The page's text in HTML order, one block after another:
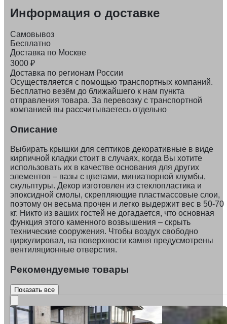
Информация о доставке
Самовывоз
Бесплатно
Доставка по Москве
3000 ₽
Доставка по регионам России
Осуществляется с помощью транспортных компаний.
Бесплатно везём до ближайшего к нам пункта
отправления товара. За перевозку с транспортной
компанией вы рассчитываетесь отдельно
Описание
Выбирать крышки для септиков декоративные в виде
кирпичной кладки стоит в случаях, когда Вы хотите
использовать их в качестве основания для других
элементов – вазы с цветами, миниатюрной клумбы,
скульптуры. Декор изготовлен из стеклопластика и
эпоксидной смолы, скрепляющие пластмассовые слои,
поэтому он весьма прочен и легко выдержит вес в 50-70
кг. Никто из ваших гостей не догадается, что основная
функция этого каменного возвышения – скрыть
технические сооружения. Чтобы воздух свободно
циркулировал, на поверхности камня предусмотрены
вентиляционные отверстия.
Рекомендуемые товары
Показать все